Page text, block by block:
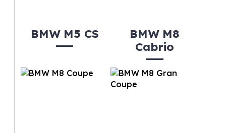
BMW M5 CS
BMW M8
Cabrio